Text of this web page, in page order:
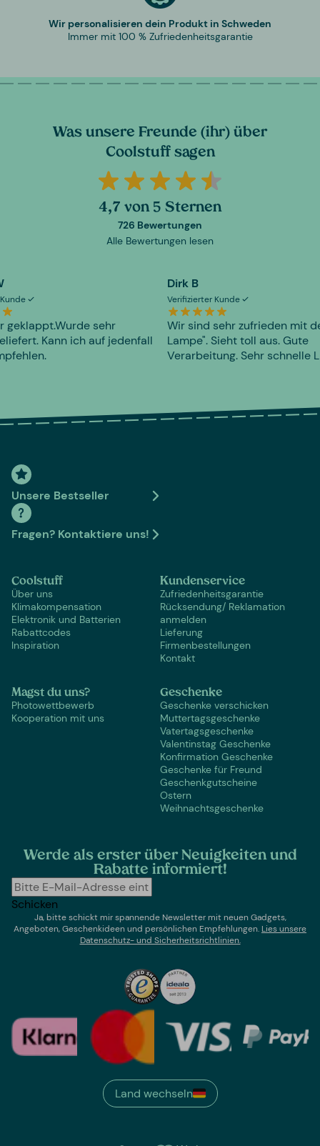
Wir personalisieren dein Produkt in Schweden
Immer mit 100 % Zufriedenheitsgarantie
Was unsere Freunde (ihr) über
Coolstuff sagen
4,7 von 5 Sternen
726 Bewertungen
Alle Bewertungen lesen
geklappt.Wurde sehr
Kann ich auf jedenfall
Dirk B
Verifizierter Kunde
Wir sind sehr zufrieden mit
Lampe". Sieht toll aus. Gute
Verarbeitung. Sehr schnelle
Unsere Bestseller
Fragen? Kontaktiere uns!
Coolstuff
Über uns
Klimakompensation
Elektronik und Batterien
Rabattcodes
Inspiration
Kundenservice
Zufriedenheitsgarantie
Rücksendung/ Reklamation
anmelden
Lieferung
Firmenbestellungen
Kontakt
Magst du uns?
Photowettbewerb
Kooperation mit uns
Geschenke
Geschenke verschicken
Muttertagsgeschenke
Vatertagsgeschenke
Valentinstag Geschenke
Konfirmation Geschenke
Geschenke für Freund
Geschenkgutscheine
Ostern
Weihnachtsgeschenke
Werde als erster über Neuigkeiten und
Rabatte informiert!
Schicken
Ja, bitte schickt mir spannende Newsletter mit neuen Gadgets,
Angeboten, Geschenkideen und persönlichen Empfehlungen. Lies unsere
Datenschutz- und Sicherheitsrichtlinien.
Land wechseln